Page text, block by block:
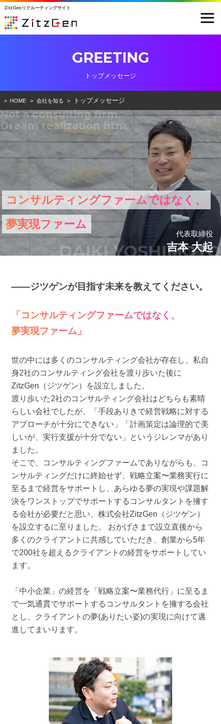
ZitzGenリクルーティングサイト
GREETING
トップメッセージ
HOME 会社を知る トップメッセージ
コンサルティングファームではなく、
夢実現ファーム
Not a consulting firm,
Dream realization firm
DAIKI YOSHIMOTO
代表取締役
吉本 大起
――ジツゲンが目指す未来を教えてください。
「コンサルティングファームではなく、
夢実現ファーム」
世の中には多くのコンサルティング会社が存在し、私⾃
⾝2社のコンサルティング会社を渡り歩いた後に
ZitzGen（ジツゲン）を設⽴しました。
渡り歩いた2社のコンサルティング会社はどちらも素晴
らしい会社でしたが、「⼿段ありきで経営戦略に対する
アプローチが⼗分にできない」「計画策定は論理的で美
しいが、実⾏⽀援が⼗分でない」というジレンマがあり
ました。
そこで、コンサルティングファームでありながらも、コ
ンサルティングだけに終始せず、戦略立案〜業務実⾏に
⾄るまで経営をサポートし、あらゆる夢の実現や課題解
決をワンストップでサポートするコンサルタントを擁す
る会社が必要だと思い、株式会社ZitzGen（ジツゲン）
を設⽴するに⾄りました。 おかげさまで設⽴直後から
多くのクライアントに共感していただき、創業から5年
で200社を超えるクライアントの経営をサポートしてい
ます。
「中⼩企業」の経営を「戦略⽴案〜業務代⾏」に⾄るま
で⼀気通貫でサポートするコンサルタントを擁する会社
とし、クライアントの夢(ありたい姿)の実現に向けて邁
進してまいります。